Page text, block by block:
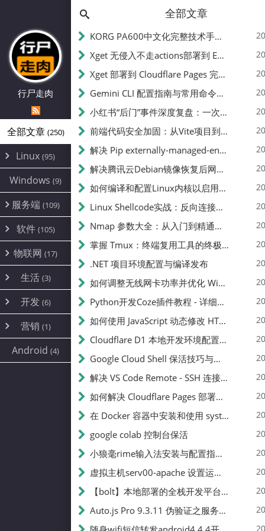
行尸走肉
全部文章 (250)
Linux (95)
Alpine
CentOS(17)
Debian(24)
ProxmoxVE
Ubuntu(7)
Windows (9)
服务端 (109)
环境配置
DD重装(3)
加速优化(34)
面板(12)
容器
游戏 (7)
饥荒(7)
云服务商(4)
WEB源码(6)
建站(5)
软件 (105)
安全(12)
办公(4)
图片 (2)
文件
系统 (35)
AI(10)
物联网 (17)
路由器
随身wifi(1)
mobile(14)
刷机
magisk
生活 (3)
线报
sim卡(1)
开发 (6)
编译
JavaScript(2)
python(2)
营销 (1)
公关(1)
SEO(1)
Android (4)
全部文章
KORG PA600中文化完整技术手册 - 从逆向到实现的全流程指南
Xget 无侵入不走actions部署到 EdgeOne Pages 指南
Xget 部署到 Cloudflare Pages 完整指南 - 无需修改源码的构建配置
Gemini CLI 配置指南与常用命令中文翻译 | API Key、MCP、代理设置
小红书“后门”事件深度复盘：一次沉默危机下的品牌、技术与流程三重考验
前端代码安全加固：从Vite项目到纯静态页面的深度混淆技术备忘
解决 Pip externally-managed-environment 错误：临时与永久绕过方案
解决腾讯云Debian镜像恢复后网络不通问题
如何编译和配置Linux内核以启用BBR2 | 内核编译教程
Linux Shellcode实战：反向连接、持久化、免杀技术详解（MSF,Cobalt Strike）- 从原理到C加载器实现
Nmap 参数大全：从入门到精通，掌握网络扫描的核心技巧
掌握 Tmux：终端复用工具的终极指南
.NET 项目环境配置与编译发布
如何调整无线网卡功率并优化 Wifite 的功率设置
Python开发Coze插件教程 - 详细步骤与注意事项
如何使用 JavaScript 动态修改 HTML 中的权限文本 | 前端开发教程
Cloudflare D1 本地开发环境配置指南 | CF Pages Local Development Guide
Google Cloud Shell 保活技巧与配额时间查看方法
解决 VS Code Remote - SSH 连接失败问题：从权限问题到成功启动
如何解决 Cloudflare Pages 部署中的 API Token 权限问题
在 Docker 容器中安装和使用 systemctl 的完整指南
google colab 控制台保活
小狼毫rime输入法安装与配置指南：从基础到高级自定义
虚拟主机serv00-apache 设置运行目录
【bolt】本地部署的全栈开发平台，支持本地及众多API，本地一键生成应用，部署教程
Auto.js Pro 9.3.11 伪验证之服务器接口 Nginx 版
📝
250
篇文章
✍️
231k
总字数
👥